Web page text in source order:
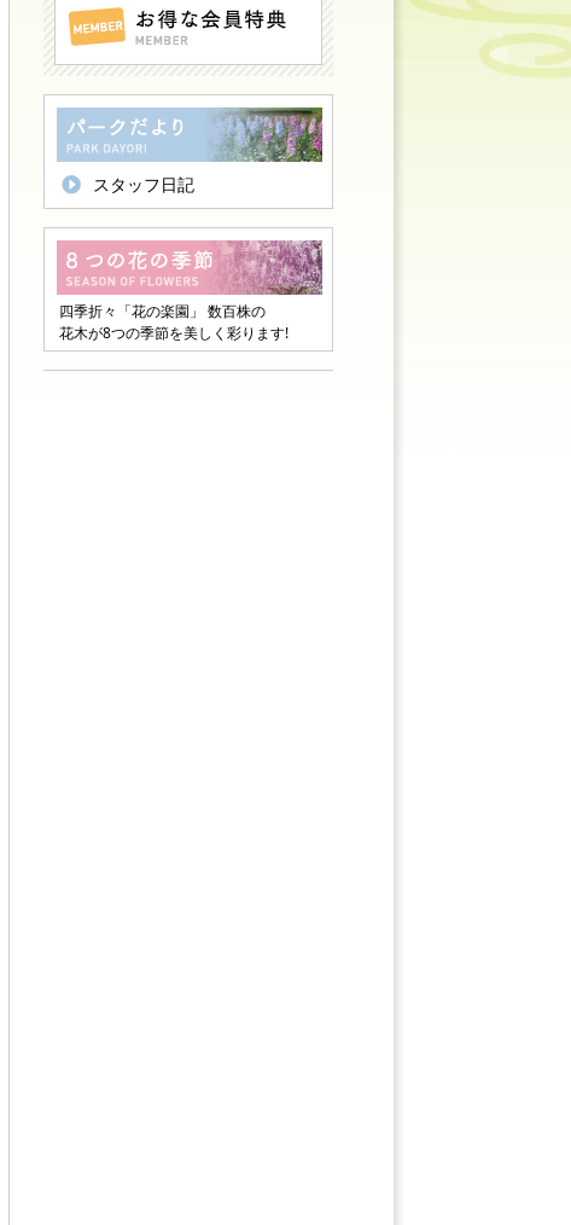
スタッフ日記
四季折々「花の楽園」 数百株の
花木が8つの季節を美しく彩ります!